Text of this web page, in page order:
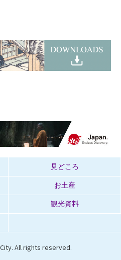
見どころ
お土産
観光資料
All rights reserved.